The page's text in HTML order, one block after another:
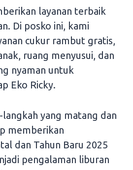
layanan terbaik
Di posko ini, kami
cukur rambut gratis,
ruang menyusui, dan
nyaman untuk
Eko Ricky.
yang matang dan
memberikan
dan Tahun Baru 2025
pengalaman liburan